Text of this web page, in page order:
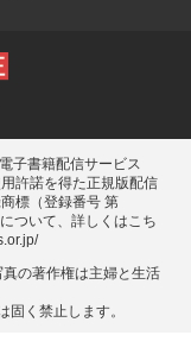
子書籍配信サービス
許諾を得た正規版配信
標（登録番号 第
ついて、詳しくはこち
の著作権は主婦と⽣活
く禁⽌します。